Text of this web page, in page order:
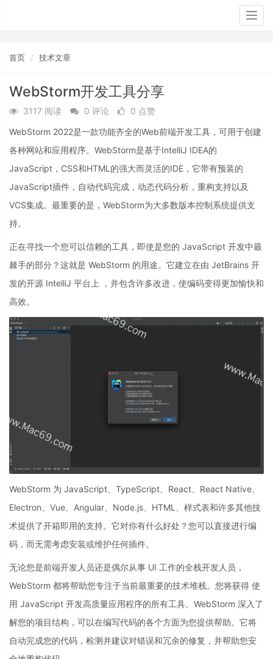
首页 技术文章
WebStorm开发工具分享
3117 阅读 0 评论
0 点赞
WebStorm 2022是一款功能齐全的Web前端开发工具，可用于创建
各种网站和应用程序。WebStorm是基于IntelliJ IDEA的
JavaScript，CSS和HTML的强大而灵活的IDE，它带有预装的
JavaScript插件，自动代码完成，动态代码分析，重构支持以及
VCS集成。最重要的是，WebStorm为大多数版本控制系统提供支
持。
正在寻找一个您可以信赖的工具，即使是您的 JavaScript 开发中最
棘手的部分？这就是 WebStorm 的用途。它建立在由 JetBrains 开
发的开源 IntelliJ 平台上 ，并包含许多改进，使编码变得更加愉快和
高效。
WebStorm 为 JavaScript、TypeScript、React、React Native、
Electron、Vue、Angular、Node.js、HTML、样式表和许多其他技
术提供了开箱即用的支持。它对你有什么好处？您可以直接进行编
码，而无需考虑安装或维护任何插件。
无论您是前端开发人员还是偶尔从事 UI 工作的全栈开发人员，
WebStorm 都将帮助您专注于当前最重要的技术堆栈。您将获得 使
用 JavaScript 开发高质量应用程序的所有工具。WebStorm 深入了
解您的项目结构，可以在编写代码的各个方面为您提供帮助。它将
自动完成您的代码，检测并建议对错误和冗余的修复，并帮助您安